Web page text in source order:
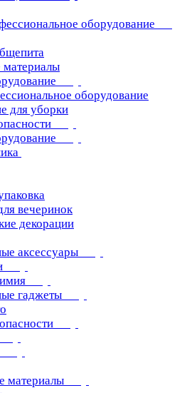
оборудование
оборудование
для уборки
вечеринок
декорации
аксессуары
гаджеты
материалы